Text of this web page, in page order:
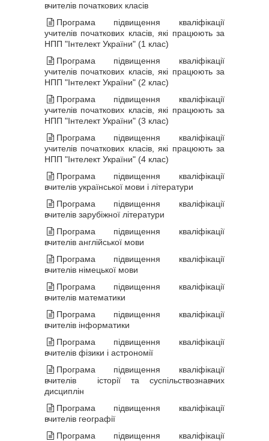
вчителів початкових класів
Програма підвищення кваліфікації
учителів початкових класів, які працюють за
НПП "Інтелект України" (1 клас)
Програма підвищення кваліфікації
учителів початкових класів, які працюють за
НПП "Інтелект України" (2 клас)
Програма підвищення кваліфікації
учителів початкових класів, які працюють за
НПП "Інтелект України" (3 клас)
Програма підвищення кваліфікації
учителів початкових класів, які працюють за
НПП "Інтелект України" (4 клас)
Програма підвищення кваліфікації
вчителів української мови і літератури
Програма підвищення кваліфікації
вчителів зарубіжної літератури
Програма підвищення кваліфікації
вчителів англійської мови
Програма підвищення кваліфікації
вчителів німецької мови
Програма підвищення кваліфікації
вчителів математики
Програма підвищення кваліфікації
вчителів інформатики
Програма підвищення кваліфікації
вчителів фізики і астрономії
Програма підвищення кваліфікації
вчителів історії та суспільствознавчих
дисциплін
Програма підвищення кваліфікації
вчителів географії
Програма підвищення кваліфікації